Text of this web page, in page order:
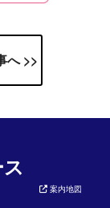
へ >>
案内地図